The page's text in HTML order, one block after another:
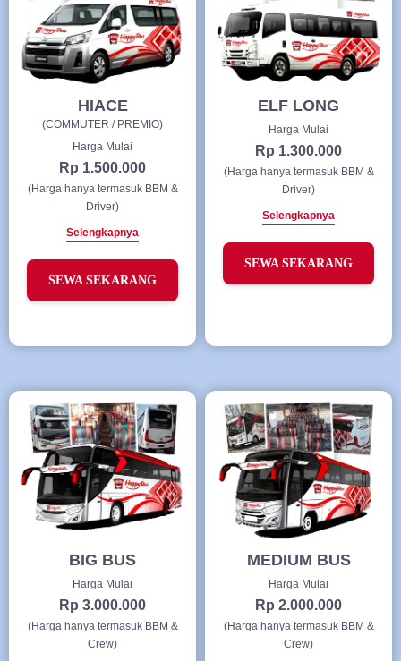
HIACE
(COMMUTER / PREMIO)
Harga Mulai
Rp 1.500.000
(Harga hanya termasuk BBM &
Driver)
Selengkapnya
SEWA SEKARANG
ELF LONG
Harga Mulai
Rp 1.300.000
(Harga hanya termasuk BBM &
Driver)
Selengkapnya
SEWA SEKARANG
BIG BUS
Harga Mulai
Rp 3.000.000
(Harga hanya termasuk BBM &
Crew)
MEDIUM BUS
Harga Mulai
Rp 2.000.000
(Harga hanya termasuk BBM &
Crew)